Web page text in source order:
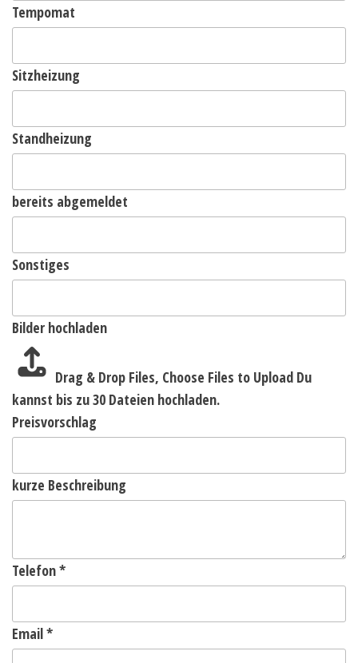
Tempomat
Sitzheizung
Standheizung
bereits abgemeldet
Sonstiges
Bilder hochladen
Drag & Drop Files, Choose Files to Upload Du
kannst bis zu 30 Dateien hochladen.
Preisvorschlag
kurze Beschreibung
Telefon*
Email*